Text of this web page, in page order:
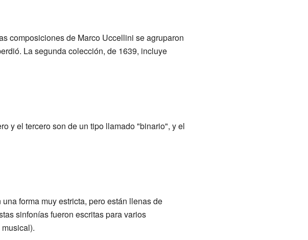
composiciones de Marco Uccellini se agruparon
La segunda colección, de 1639, incluye
y el tercero son de un tipo llamado "binario", y el
forma muy estricta, pero están llenas de
sinfonías fueron escritas para varios